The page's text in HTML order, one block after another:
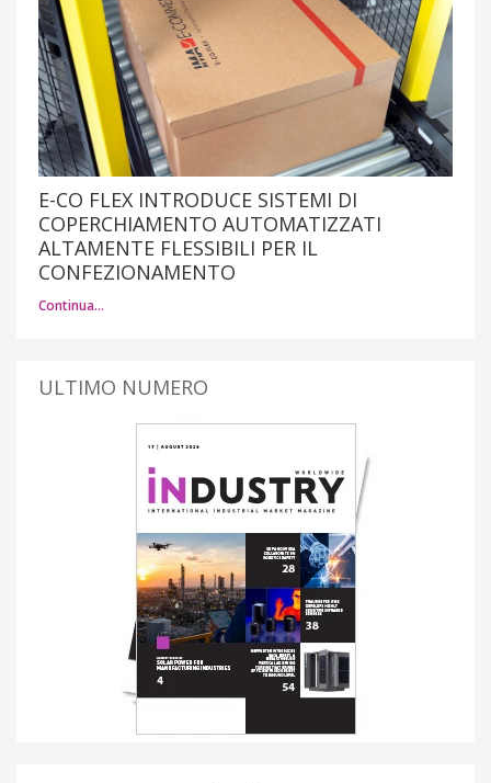
E-CO FLEX INTRODUCE SISTEMI DI
COPERCHIAMENTO AUTOMATIZZATI
ALTAMENTE FLESSIBILI PER IL
CONFEZIONAMENTO
Continua…
ULTIMO NUMERO